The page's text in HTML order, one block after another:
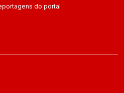
do portal